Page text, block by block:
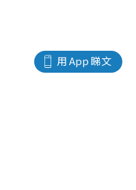
用 App 睇文